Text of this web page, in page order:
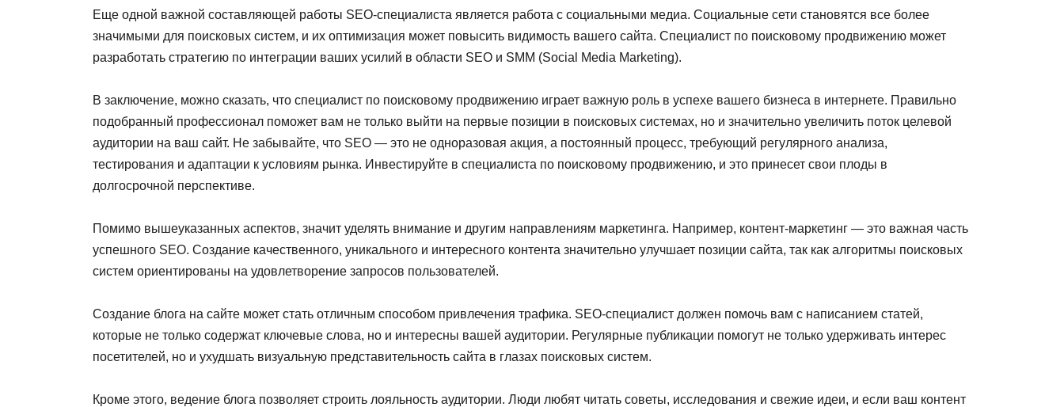
Еще одной важной составляющей работы SEO-специалиста является работа с социальными медиа. Социальные сети становятся все более
значимыми для поисковых систем, и их оптимизация может повысить видимость вашего сайта. Специалист по поисковому продвижению может
разработать стратегию по интеграции ваших усилий в области SEO и SMM (Social Media Marketing).
В заключение, можно сказать, что специалист по поисковому продвижению играет важную роль в успехе вашего бизнеса в интернете. Правильно
подобранный профессионал поможет вам не только выйти на первые позиции в поисковых системах, но и значительно увеличить поток целевой
аудитории на ваш сайт. Не забывайте, что SEO — это не одноразовая акция, а постоянный процесс, требующий регулярного анализа,
тестирования и адаптации к условиям рынка. Инвестируйте в специалиста по поисковому продвижению, и это принесет свои плоды в
долгосрочной перспективе.
Помимо вышеуказанных аспектов, значит уделять внимание и другим направлениям маркетинга. Например, контент-маркетинг — это важная часть
успешного SEO. Создание качественного, уникального и интересного контента значительно улучшает позиции сайта, так как алгоритмы поисковых
систем ориентированы на удовлетворение запросов пользователей.
Создание блога на сайте может стать отличным способом привлечения трафика. SEO-специалист должен помочь вам с написанием статей,
которые не только содержат ключевые слова, но и интересны вашей аудитории. Регулярные публикации помогут не только удерживать интерес
посетителей, но и ухудшать визуальную представительность сайта в глазах поисковых систем.
Кроме этого, ведение блога позволяет строить лояльность аудитории. Люди любят читать советы, исследования и свежие идеи, и если ваш контент